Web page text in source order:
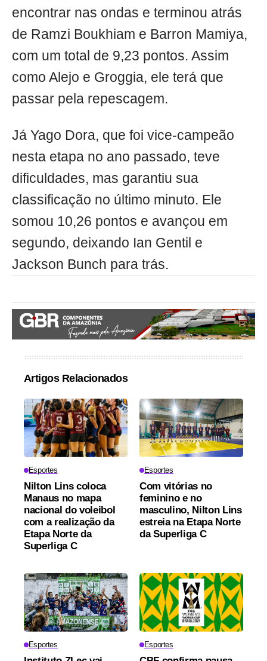
encontrar nas ondas e terminou atrás
de Ramzi Boukhiam e Barron Mamiya,
com um total de 9,23 pontos. Assim
como Alejo e Groggia, ele terá que
passar pela repescagem.
Já Yago Dora, que foi vice-campeão
nesta etapa no ano passado, teve
dificuldades, mas garantiu sua
classificação no último minuto. Ele
somou 10,26 pontos e avançou em
segundo, deixando Ian Gentil e
Jackson Bunch para trás.
Artigos Relacionados
Esportes
Nilton Lins coloca
Manaus no mapa
nacional do voleibol
com a realização da
Etapa Norte da
Superliga C
Esportes
Com vitórias no
feminino e no
masculino, Nilton Lins
estreia na Etapa Norte
da Superliga C
Esportes Esportes